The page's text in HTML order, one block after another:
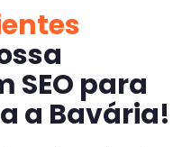
SEO para
a Bavária!